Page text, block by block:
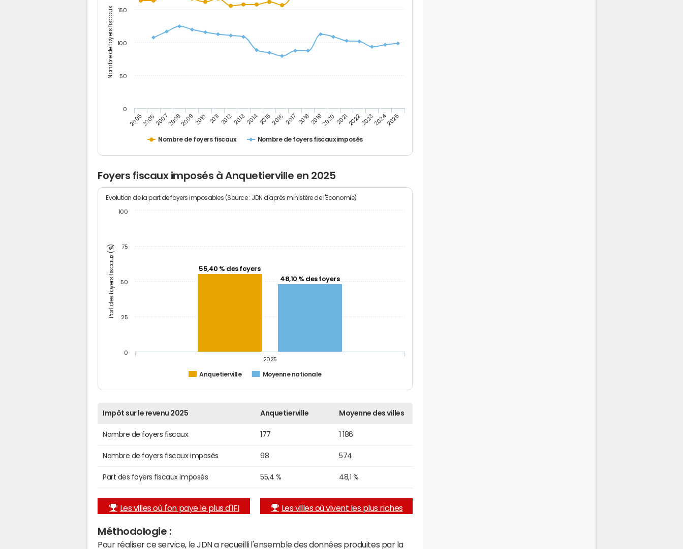
Nombre de foyers fiscaux
Nombre de foyers fiscaux Nombre de foyers fiscaux imposés
200520062007200820092010 201120122013201420152016 2017 20182019202020212022202320242025
0
50
100
150
Foyers fiscaux imposés à Anquetierville en 2025
Part des foyers fiscaux (%)
Evolution de la part de foyers imposables (Source : JDN d'après ministère de l'Economie)
55,40 % des foyers
48,10 % des foyers
Anquetierville Moyenne nationale
2025
0
25
50
75
100
Impôt sur le revenu 2025 Anquetierville Moyenne des villes
Nombre de foyers fiscaux 177 1 186
Nombre de foyers fiscaux imposés 98 574
Part des foyers fiscaux imposés 55,4 % 48,1 %
Les villes où l'on paye le plus d'IFI Les villes où vivent les plus riches
Méthodologie :
Pour réaliser ce service, le JDN a recueilli l'ensemble des données produites par la